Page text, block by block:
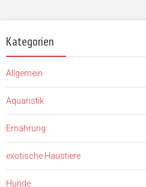
Kategorien
Allgemein
Aquaristik
Ernährung
exotische Haustiere
Hunde